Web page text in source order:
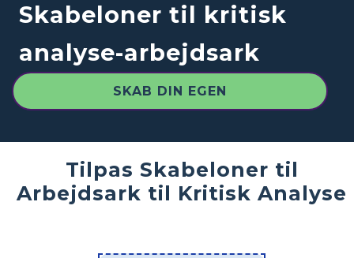
Skabeloner til kritisk
analyse-arbejdsark
SKAB DIN EGEN
Tilpas Skabeloner til
Arbejdsark til Kritisk Analyse